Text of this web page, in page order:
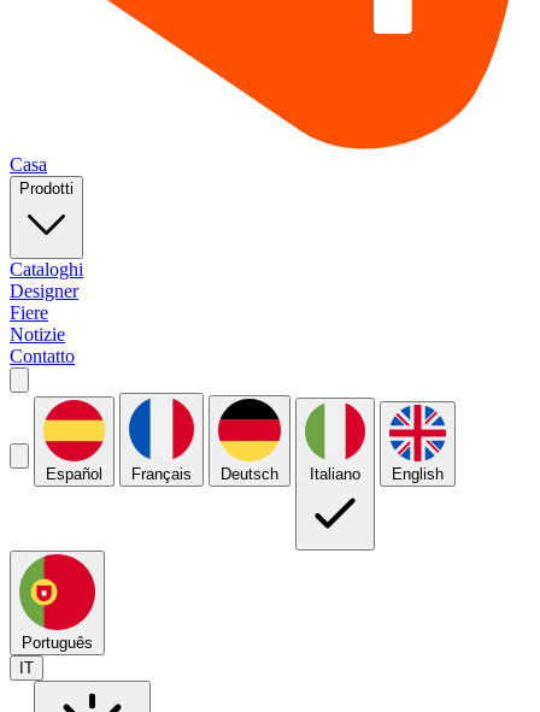
Casa
Prodotti
Cataloghi
Designer
Fiere
Notizie
Contatto
Español Français Deutsch Italiano English
Português
IT